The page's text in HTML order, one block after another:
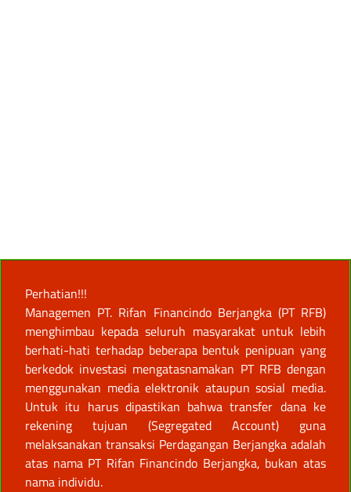
Perhatian!!!
Managemen PT. Rifan Financindo Berjangka (PT RFB)
menghimbau kepada seluruh masyarakat untuk lebih
berhati-hati terhadap beberapa bentuk penipuan yang
berkedok investasi mengatasnamakan PT RFB dengan
menggunakan media elektronik ataupun sosial media.
Untuk itu harus dipastikan bahwa transfer dana ke
rekening tujuan (Segregated Account) guna
melaksanakan transaksi Perdagangan Berjangka adalah
atas nama PT Rifan Financindo Berjangka, bukan atas
nama individu.